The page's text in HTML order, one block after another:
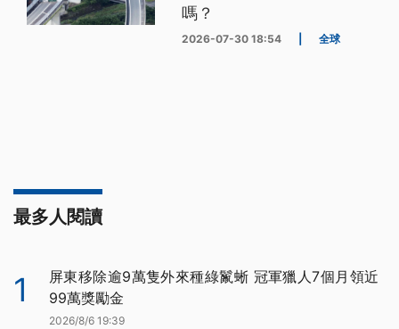
嗎？
2026-07-30 18:54 全球
最多人閱讀
1
屏東移除逾9萬隻外來種綠鬣蜥 冠軍獵人7個月領近
99萬獎勵金
2026/8/6 19:39